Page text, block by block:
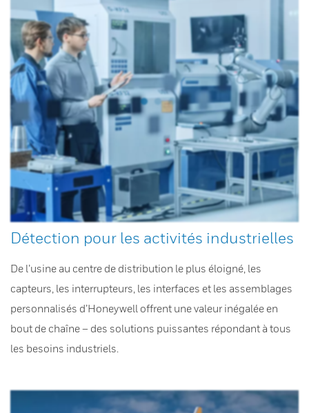
Détection pour les activités industrielles
De l’usine au centre de distribution le plus éloigné, les
capteurs, les interrupteurs, les interfaces et les assemblages
personnalisés d’Honeywell offrent une valeur inégalée en
bout de chaîne – des solutions puissantes répondant à tous
les besoins industriels.